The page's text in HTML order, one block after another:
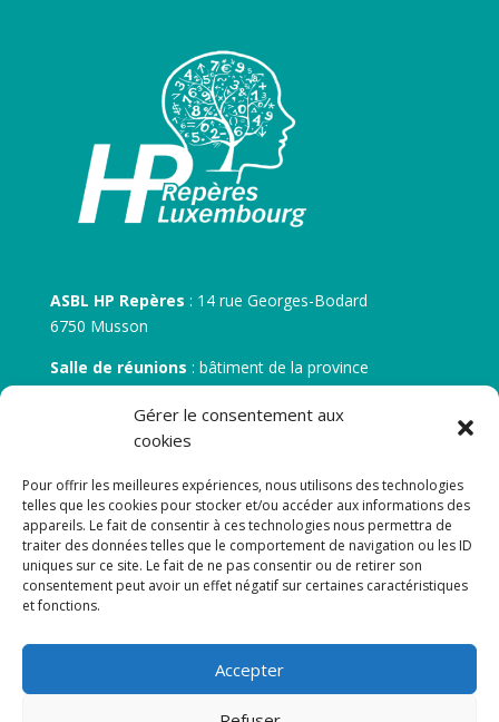
Gérer le consentement aux
cookies
Pour offrir les meilleures expériences, nous utilisons des technologies
telles que les cookies pour stocker et/ou accéder aux informations des
appareils. Le fait de consentir à ces technologies nous permettra de
traiter des données telles que le comportement de navigation ou les ID
uniques sur ce site. Le fait de ne pas consentir ou de retirer son
consentement peut avoir un effet négatif sur certaines caractéristiques
et fonctions.
Accepter
ASBL HP Repères : 14 rue Georges-Bodard
6750 Musson
Salle de réunions : bâtiment de la province
30 rue Zénobe Gramme – 6700 Arlon
N° d’entreprise :BE 0506.746.707
N° de compte IBAN
: BE 05 7512 0751 5675
Newsletter
Adresse de courrier électronique: